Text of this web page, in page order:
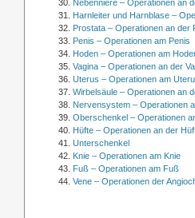
Nebenniere – Operationen an
Harnleiter und Harnblase –
Prostata – Operationen an der
Penis – Operationen am Penis
Hoden – Operationen am
Vagina – Operationen an der
Uterus – Operationen am
Wirbelsäule – Operationen an
Nervensystem – Operationen
Oberschenkel – Operationen
Hüfte – Operationen an der
Unterschenkel
Knie – Operationen am Knie
Fuß – Operationen am Fuß
Vene – Operationen der